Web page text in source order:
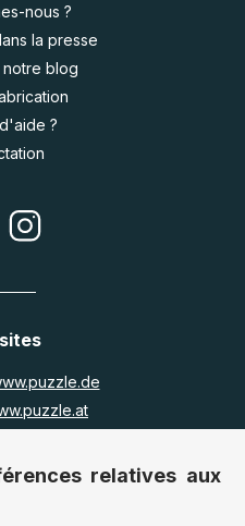
nous ?
la presse
blog
?
relatives aux